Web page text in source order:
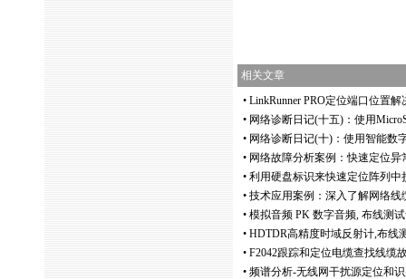
相关文章
• LinkRunner PRO定位端口位置
• 网络诊断日记(十五)：使用
• 网络诊断日记(十)：使用智能数
• 网络故障分析案例：快速定位异
• 利用硬盘标识来快速定位阵列中
• 技术应用案例：深入了解网络
• 模拟音频 PK 数字音频, 布线测
• HDTDR高精度时域反射计,布线
• F2042跟踪和定位电缆查找线缆
• 频谱分析-无线网干扰源定位和